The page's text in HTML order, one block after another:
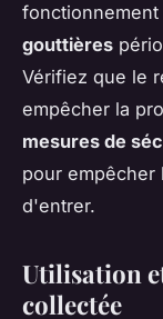
gouttières
Vérifiez que le
empêcher la
mesures de
pour empêcher
d'entrer.
Utilisation
collectée